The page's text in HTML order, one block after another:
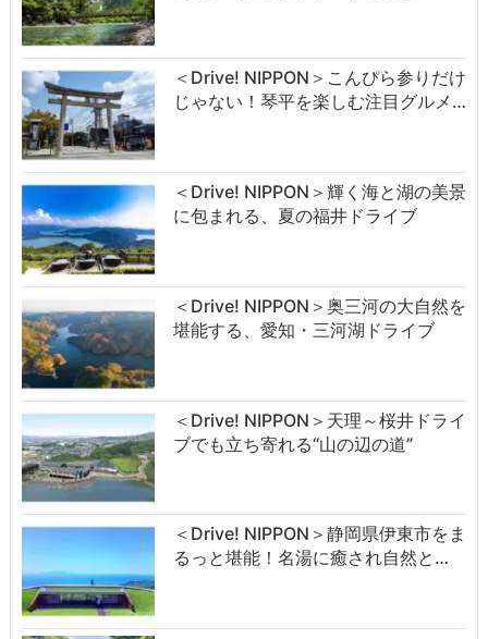
＜Drive! NIPPON＞こんぴら参りだけ
じゃない！琴平を楽しむ注目グルメ…
＜Drive! NIPPON＞輝く海と湖の美景
に包まれる、夏の福井ドライブ
＜Drive! NIPPON＞奥三河の大自然を
堪能する、愛知・三河湖ドライブ
＜Drive! NIPPON＞天理～桜井ドライ
ブでも立ち寄れる“山の辺の道”
＜Drive! NIPPON＞静岡県伊東市をま
るっと堪能！名湯に癒され自然と…